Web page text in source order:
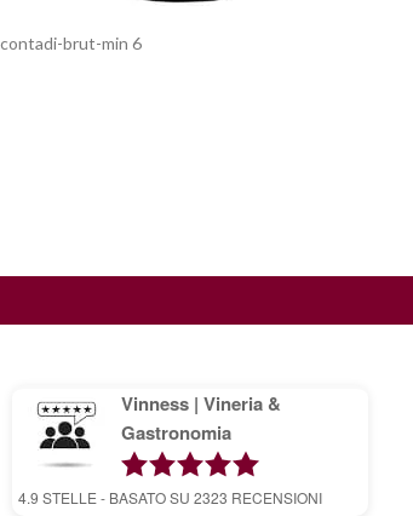
contadi-brut-min 6
Vinness | Vineria &
Gastronomia
4.9 STELLE - BASATO SU 2323 RECENSIONI